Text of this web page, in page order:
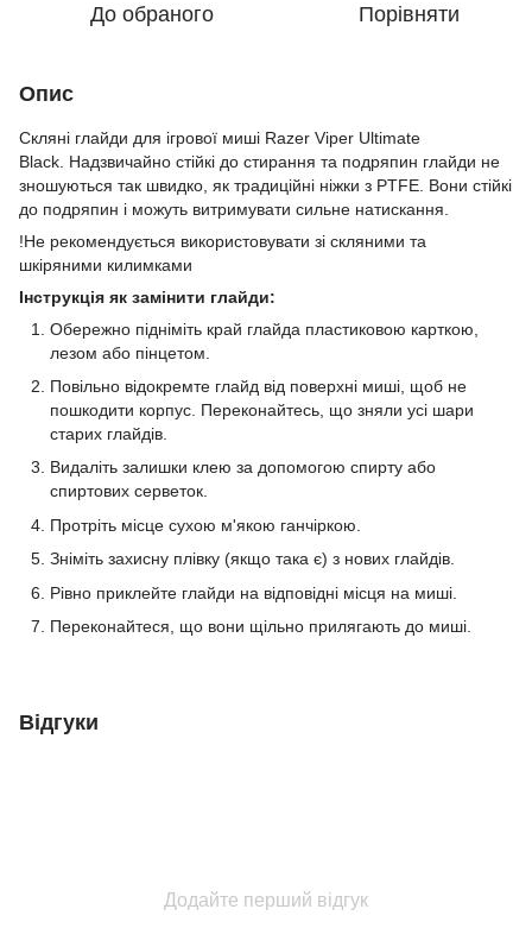
До обраного Порівняти
Опис
Скляні глайди для ігрової миші Razer Viper Ultimate
Black. Надзвичайно стійкі до стирання та подряпин глайди не
зношуються так швидко, як традиційні ніжки з PTFE. Вони стійкі
до подряпин і можуть витримувати сильне натискання.
!Не рекомендується використовувати зі скляними та
шкіряними килимками
Інструкція як замінити глайди:
Обережно підніміть край глайда пластиковою карткою,
лезом або пінцетом.
Повільно відокремте глайд від поверхні миші, щоб не
пошкодити корпус. Переконайтесь, що зняли усі шари
старих глайдів.
Видаліть залишки клею за допомогою спирту або
спиртових серветок.
Протріть місце сухою м'якою ганчіркою.
Зніміть захисну плівку (якщо така є) з нових глайдів.
Рівно приклейте глайди на відповідні місця на миші.
Переконайтеся, що вони щільно прилягають до миші.
Відгуки
Додайте перший відгук